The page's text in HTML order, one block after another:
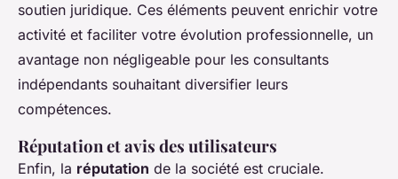
soutien juridique. Ces éléments peuvent enrichir votre
activité et faciliter votre évolution professionnelle, un
avantage non négligeable pour les consultants
indépendants souhaitant diversifier leurs
compétences.
Réputation et avis des utilisateurs
Enfin, la réputation de la société est cruciale.